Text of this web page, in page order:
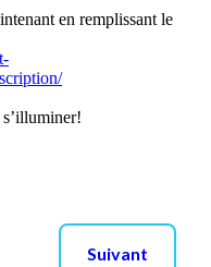
en remplissant le
Suivant